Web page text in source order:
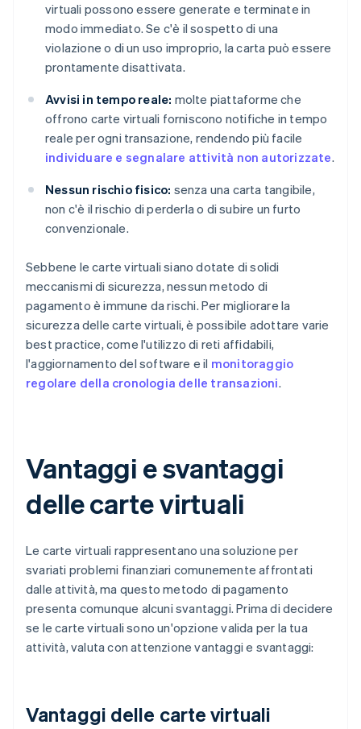
virtuali possono essere generate e terminate in
modo immediato. Se c'è il sospetto di una
violazione o di un uso improprio, la carta può essere
prontamente disattivata.
Avvisi in tempo reale: molte piattaforme che
offrono carte virtuali forniscono notifiche in tempo
reale per ogni transazione, rendendo più facile
individuare e segnalare attività non autorizzate.
Nessun rischio fisico: senza una carta tangibile,
non c'è il rischio di perderla o di subire un furto
convenzionale.
Sebbene le carte virtuali siano dotate di solidi
meccanismi di sicurezza, nessun metodo di
pagamento è immune da rischi. Per migliorare la
sicurezza delle carte virtuali, è possibile adottare varie
best practice, come l'utilizzo di reti affidabili,
l'aggiornamento del software e il monitoraggio
regolare della cronologia delle transazioni.
Vantaggi e svantaggi
delle carte virtuali
Le carte virtuali rappresentano una soluzione per
svariati problemi finanziari comunemente affrontati
dalle attività, ma questo metodo di pagamento
presenta comunque alcuni svantaggi. Prima di decidere
se le carte virtuali sono un'opzione valida per la tua
attività, valuta con attenzione vantaggi e svantaggi:
Vantaggi delle carte virtuali